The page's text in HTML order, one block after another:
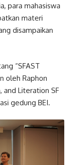
para mahasiswa
materi
disampaikan
“SFAST
oleh Raphon
and Literation SF
gedung BEI.